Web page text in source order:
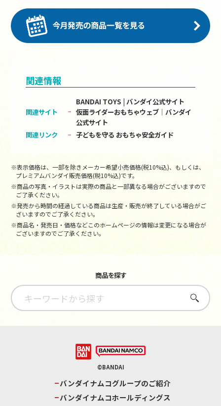
関連情報
関連サイト
BANDAI TOYS | バンダイ公式サイト
仮面ライダーおもちゃウェブ│バンダイ
公式サイト
関連リンク
子どもを守る おもちゃ安全ガイド
※表示価格は、一部を除きメーカー希望小売価格(税10%込)、もしくは、
プレミアムバンダイ販売価格(税10%込)です。
※商品の写真・イラストは実際の商品と一部異なる場合がございますので
ご了承ください。
※発売から時間の経過している商品は生産・販売が終了している場合がご
ざいますのでご了承ください。
※商品名・発売日・価格などこのホームページの情報は変更になる場合が
ございますのでご了承ください。
商品を探す
さがす
©BANDAI
バンダイナムコグループのご紹介
バンダイナムコホールディングス